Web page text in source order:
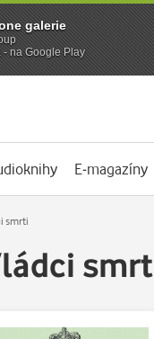
E-magazíny
smrti
galerie
- na Google Play